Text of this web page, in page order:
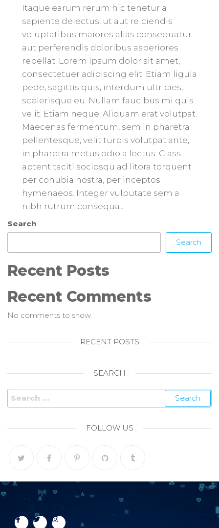
Itaque earum rerum hic tenetur a
sapiente delectus, ut aut reiciendis
voluptatibus maiores alias consequatur
aut perferendis doloribus asperiores
repellat. Lorem ipsum dolor sit amet,
consectetuer adipiscing elit. Etiam ligula
pede, sagittis quis, interdum ultricies,
scelerisque eu. Nullam faucibus mi quis
velit. Etiam neque. Aliquam erat volutpat.
Maecenas fermentum, sem in pharetra
pellentesque, velit turpis volutpat ante,
in pharetra metus odio a lectus. Class
aptent taciti sociosqu ad litora torquent
per conubia nostra, per inceptos
hymenaeos. Integer vulputate sem a
nibh rutrum consequat.
Search
Search
Recent Posts
Recent Comments
No comments to show.
RECENT POSTS
SEARCH
FOLLOW US